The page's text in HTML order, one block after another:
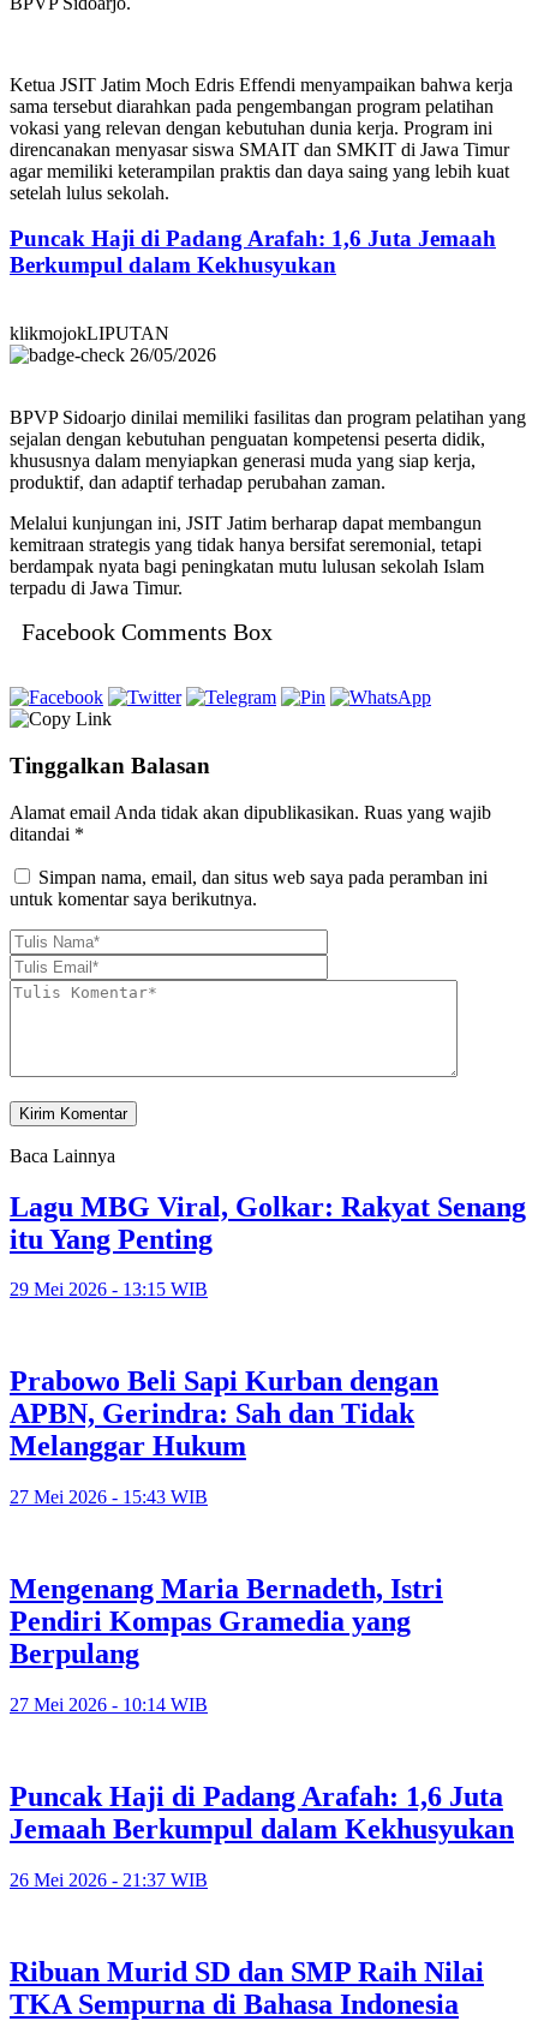
Ketua JSIT Jatim Moch Edris Effendi menyampaikan bahwa kerja
sama tersebut diarahkan pada pengembangan program pelatihan
vokasi yang relevan dengan kebutuhan dunia kerja. Program ini
direncanakan menyasar siswa SMAIT dan SMKIT di Jawa Timur
agar memiliki keterampilan praktis dan daya saing yang lebih kuat
setelah lulus sekolah.
Puncak Haji di Padang Arafah: 1,6 Juta Jemaah
Berkumpul dalam Kekhusyukan
klikmojokLIPUTAN
26/05/2026
BPVP Sidoarjo dinilai memiliki fasilitas dan program pelatihan yang
sejalan dengan kebutuhan penguatan kompetensi peserta didik,
khususnya dalam menyiapkan generasi muda yang siap kerja,
produktif, dan adaptif terhadap perubahan zaman.
Melalui kunjungan ini, JSIT Jatim berharap dapat membangun
kemitraan strategis yang tidak hanya bersifat seremonial, tetapi
berdampak nyata bagi peningkatan mutu lulusan sekolah Islam
terpadu di Jawa Timur.
Facebook Comments Box
Tinggalkan Balasan
Alamat email Anda tidak akan dipublikasikan. Ruas yang wajib
ditandai *
Simpan nama, email, dan situs web saya pada peramban ini
untuk komentar saya berikutnya.
Baca Lainnya
Lagu MBG Viral, Golkar: Rakyat Senang
itu Yang Penting
29 Mei 2026 - 13:15 WIB
Prabowo Beli Sapi Kurban dengan
APBN, Gerindra: Sah dan Tidak
Melanggar Hukum
27 Mei 2026 - 15:43 WIB
Mengenang Maria Bernadeth, Istri
Pendiri Kompas Gramedia yang
Berpulang
27 Mei 2026 - 10:14 WIB
Puncak Haji di Padang Arafah: 1,6 Juta
Jemaah Berkumpul dalam Kekhusyukan
26 Mei 2026 - 21:37 WIB
Ribuan Murid SD dan SMP Raih Nilai
TKA Sempurna di Bahasa Indonesia